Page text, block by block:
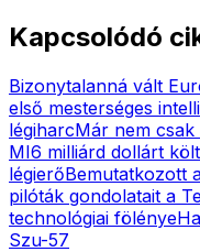
Kapcsolódó
Bizonytalanná vált
első mesterséges
légiharcMár nem
MI6 milliárd dollárt
légierőBemutatkozott
pilóták gondolatait a
technológiai fölénye
Szu-57